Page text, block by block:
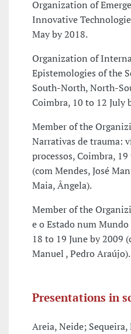
Organization of
Innovative
May by 2018.
Organization of
Epistemologies of the
South-North, North-
Coimbra, 10 to 12 July
Member of the
Narrativas de trauma:
processos, Coimbra,
(com Mendes, José
Maia, Ângela).
Member of the
e o Estado num
18 to 19 June by 2009
Manuel , Pedro Araújo).
Presentations in
Areia, Neide; Sequeira,